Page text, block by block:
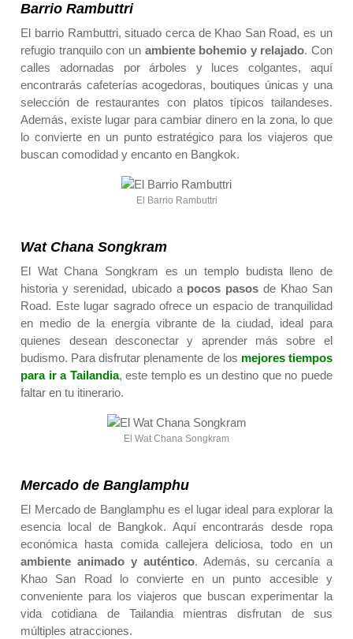
Barrio Rambuttri
El barrio Rambuttri, situado cerca de Khao San Road, es un
refugio tranquilo con un ambiente bohemio y relajado. Con
calles adornadas por árboles y luces colgantes, aquí
encontrarás cafeterías acogedoras, boutiques únicas y una
selección de restaurantes con platos típicos tailandeses.
Además, existe lugar para cambiar dinero en la zona, lo que
lo convierte en un punto estratégico para los viajeros que
buscan comodidad y encanto en Bangkok.
El Barrio Rambuttri
Wat Chana Songkram
El Wat Chana Songkram es un templo budista lleno de
historia y serenidad, ubicado a pocos pasos de Khao San
Road. Este lugar sagrado ofrece un espacio de tranquilidad
en medio de la energía vibrante de la ciudad, ideal para
quienes desean desconectar y aprender más sobre el
budismo. Para disfrutar plenamente de los mejores tiempos
para ir a Tailandia, este templo es un destino que no puede
faltar en tu itinerario.
El Wat Chana Songkram
Mercado de Banglamphu
El Mercado de Banglamphu es el lugar ideal para explorar la
esencia local de Bangkok. Aquí encontrarás desde ropa
económica hasta comida callejera deliciosa, todo en un
ambiente animado y auténtico. Además, su cercanía a
Khao San Road lo convierte en un punto accesible y
conveniente para los viajeros que buscan experimentar la
vida cotidiana de Tailandia mientras disfrutan de sus
múltiples atracciones.